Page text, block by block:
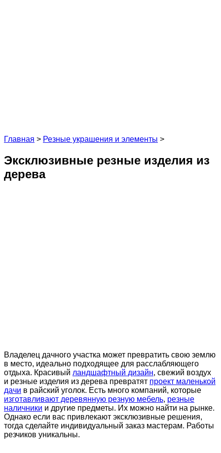
Главная > Резные украшения и элементы >
Эксклюзивные резные изделия из
дерева
Владелец дачного участка может превратить свою землю
в место, идеально подходящее для расслабляющего
отдыха. Красивый ландшафтный дизайн, свежий воздух
и резные изделия из дерева превратят проект маленькой
дачи в райский уголок. Есть много компаний, которые
изготавливают деревянную резную мебель, резные
наличники и другие предметы. Их можно найти на рынке.
Однако если вас привлекают эксклюзивные решения,
тогда сделайте индивидуальный заказ мастерам. Работы
резчиков уникальны.